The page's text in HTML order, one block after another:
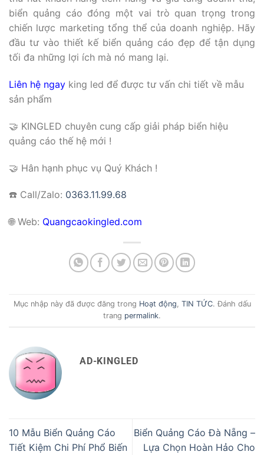
biển quảng cáo đóng một vai trò quan trọng trong
chiến lược marketing tổng thể của doanh nghiệp. Hãy
đầu tư vào thiết kế biển quảng cáo đẹp để tận dụng
tối đa những lợi ích mà nó mang lại.
Liên hệ ngay king led để được tư vấn chi tiết về mẫu
sản phẩm
🤝 KINGLED chuyên cung cấp giải pháp biển hiệu
quảng cáo thế hệ mới !
🤝 Hân hạnh phục vụ Quý Khách !
☎️ Call/Zalo: 0363.11.99.68
🌐Web: Quangcaokingled.com
Mục nhập này đã được đăng trong Hoạt động, TIN TỨC. Đánh dấu
trang permalink.
AD-KINGLED
10 Mẫu Biển Quảng Cáo
Tiết Kiệm Chi Phí Phổ Biến
Biển Quảng Cáo Đà Nẵng –
Lựa Chọn Hoàn Hảo Cho